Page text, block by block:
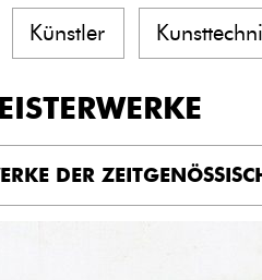
Künstler
DER